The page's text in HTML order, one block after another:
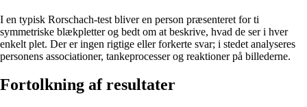
I en typisk Rorschach-test bliver en person præsenteret for ti
symmetriske blækpletter og bedt om at beskrive, hvad de ser i hver
enkelt plet. Der er ingen rigtige eller forkerte svar; i stedet analyseres
personens associationer, tankeprocesser og reaktioner på billederne.
Fortolkning af resultater